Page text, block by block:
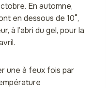
En automne,
en dessous de 10°,
à l’abri du gel, pour la
une à feux fois par